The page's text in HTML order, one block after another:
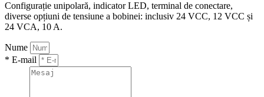
Configurație unipolară, indicator LED, terminal de conectare,
diverse opțiuni de tensiune a bobinei: inclusiv 24 VCC, 12 VCC și
24 VCA, 10 A.
Nume
* E-mail